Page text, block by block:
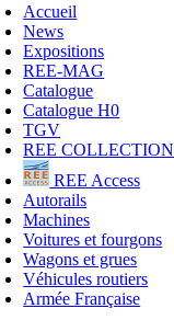
Accueil
News
Expositions
REE-MAG
Catalogue
Catalogue H0
TGV
REE COLLECTION
REE Access
Autorails
Machines
Voitures et fourgons
Wagons et grues
Véhicules routiers
Armée Française